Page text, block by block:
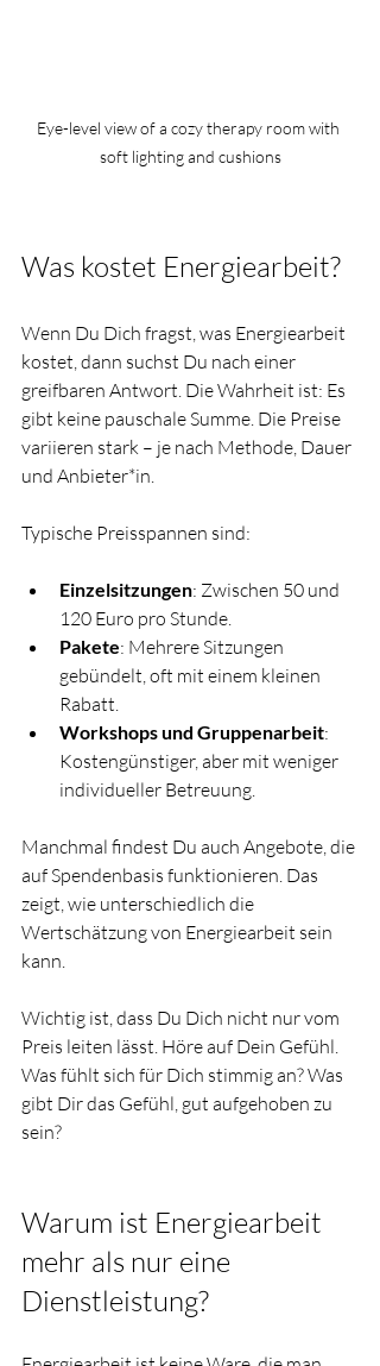
Eye-level view of a cozy therapy room with
soft lighting and cushions
Was kostet Energiearbeit?
Wenn Du Dich fragst, was Energiearbeit
kostet, dann suchst Du nach einer
greifbaren Antwort. Die Wahrheit ist: Es
gibt keine pauschale Summe. Die Preise
variieren stark – je nach Methode, Dauer
und Anbieter*in.
Typische Preisspannen sind:
Einzelsitzungen: Zwischen 50 und
120 Euro pro Stunde.
Pakete: Mehrere Sitzungen
gebündelt, oft mit einem kleinen
Rabatt.
Workshops und Gruppenarbeit:
Kostengünstiger, aber mit weniger
individueller Betreuung.
Manchmal findest Du auch Angebote, die
auf Spendenbasis funktionieren. Das
zeigt, wie unterschiedlich die
Wertschätzung von Energiearbeit sein
kann.
Wichtig ist, dass Du Dich nicht nur vom
Preis leiten lässt. Höre auf Dein Gefühl.
Was fühlt sich für Dich stimmig an? Was
gibt Dir das Gefühl, gut aufgehoben zu
sein?
Warum ist Energiearbeit
mehr als nur eine
Dienstleistung?